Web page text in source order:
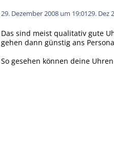
29. Dezember 2008 um 19:0129. Dez
Das sind meist qualitativ gute
gehen dann günstig ans
So gesehen können deine